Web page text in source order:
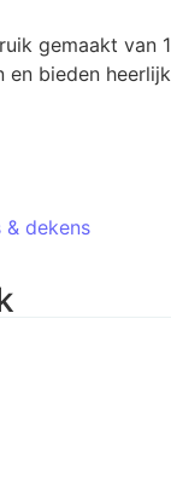
gemaakt
en bieden
& dekens